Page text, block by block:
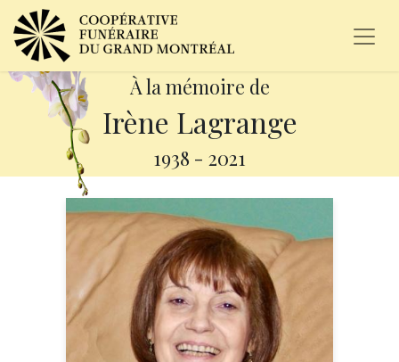
À la mémoire de
Irène Lagrange
1938 - 2021